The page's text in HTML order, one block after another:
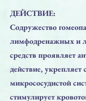
ДЕЙСТВИЕ:
Содружество
лимфодренажных и
средств проявляет
действие, укрепляет
микрососудистой
стимулирует